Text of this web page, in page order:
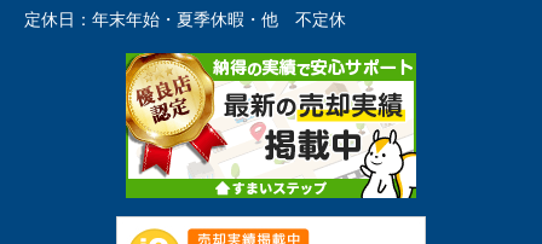
定休日： 年末年始・夏季休暇・他 不定休